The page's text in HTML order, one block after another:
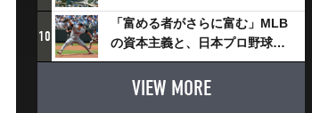
とMUFGが“共創”し描く地域活
性化・社会価値創造の近未来図
とは
10
「富める者がさらに富む」MLB
の資本主義と、日本プロ野球が
踏み出せない一歩
VIEW MORE